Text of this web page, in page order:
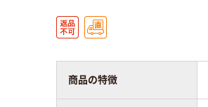
商品の特徴